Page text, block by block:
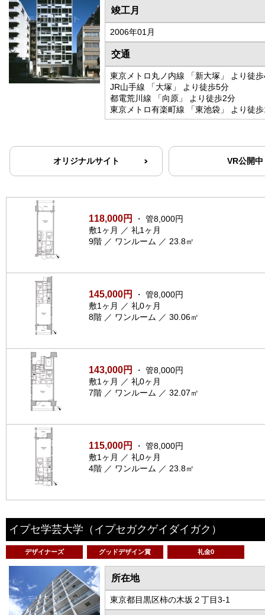
竣工月
2006年01月
交通
東京メトロ丸ノ内線 「新大塚」 より徒
JR山手線 「大塚」 より徒歩5分
都電荒川線 「向原」 より徒歩2分
東京メトロ有楽町線 「東池袋」 より徒
オリジナルサイト VR公開中
118,000円
・ 管8,000円
敷1ヶ月 ／ 礼1ヶ月
9階 ／ ワンルーム ／ 23.8㎡
145,000円
・ 管8,000円
敷1ヶ月 ／ 礼0ヶ月
8階 ／ ワンルーム ／ 30.06㎡
143,000円
・ 管8,000円
敷1ヶ月 ／ 礼0ヶ月
7階 ／ ワンルーム ／ 32.07㎡
115,000円
・ 管8,000円
敷1ヶ月 ／ 礼0ヶ月
4階 ／ ワンルーム ／ 23.8㎡
イプセ学芸大学 （イプセガクゲイダイガク）
デザイナーズ グッドデザイン賞 礼金0
所在地
東京都目黒区柿の木坂２丁目3-1